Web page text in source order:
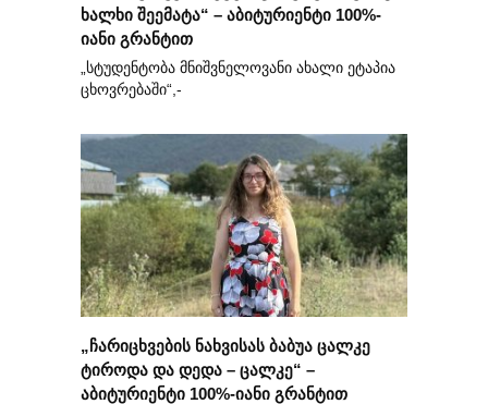
ხალხი შეემატა“ – აბიტურიენტი 100%-
იანი გრანტით
„სტუდენტობა მნიშვნელოვანი ახალი ეტაპია
ცხოვრებაში“,-
„ჩარიცხვების ნახვისას ბაბუა ცალკე
ტიროდა და დედა – ცალკე“ –
აბიტურიენტი 100%-იანი გრანტით